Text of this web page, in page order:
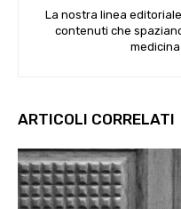
La nostra linea
contenuti che
ARTICOLI CORRELATI